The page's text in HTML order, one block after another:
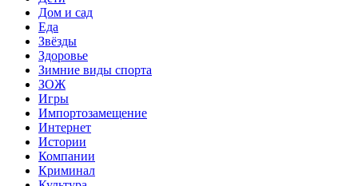
Дом и сад
Еда
Звёзды
Здоровье
Зимние виды спорта
ЗОЖ
Игры
Импортозамещение
Интернет
Истории
Компании
Криминал